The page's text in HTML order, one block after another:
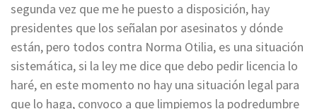
segunda vez que me he puesto a disposición, hay
presidentes que los señalan por asesinatos y dónde
están, pero todos contra Norma Otilia, es una situación
sistemática, si la ley me dice que debo pedir licencia lo
haré, en este momento no hay una situación legal para
que lo haga, convoco a que limpiemos la podredumbre